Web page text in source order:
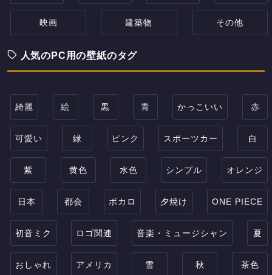
映画 建築物 その他
人気のPC用の壁紙のタグ
綺麗 絵 黒 青 かっこいい 赤
可愛い 緑 ピンク スポーツカー 白
紫 黄色 水色 シンプル オレンジ
日本 都会 ボカロ 夕焼け ONE PIECE
初音ミク ロゴ関連 音楽・ミュージシャン 夏
おしゃれ アメリカ 雪 秋 茶色